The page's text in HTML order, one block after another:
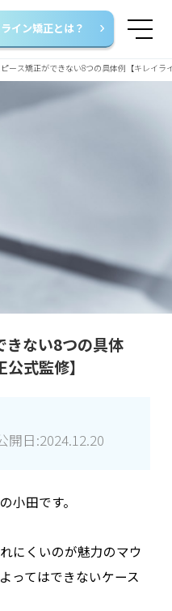
イン矯正とは？
ース矯正ができない8つの具体例【キレイラ
きない8つの具体
式監修】
開日:2024.12.20
小田です。
にくいのが魅力のマウ
ってはできないケース